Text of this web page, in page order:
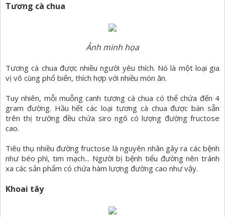
Tương cà chua
Ảnh minh họa
Tương cà chua được nhiều người yêu thích. Nó là một loại gia
vị vô cùng phổ biến, thích hợp với nhiều món ăn.
Tuy nhiên, mỗi muỗng canh tương cà chua có thể chứa đến 4
gram đường. Hầu hết các loại tương cà chua được bán sẵn
trên thị trường đều chứa siro ngô có lượng đường fructose
cao.
Tiêu thụ nhiều đường fructose là nguyên nhân gây ra các bệnh
như béo phì, tim mạch... Người bị bệnh tiểu đường nên tránh
xa các sản phẩm có chứa hàm lượng đường cao như vậy.
Khoai tây